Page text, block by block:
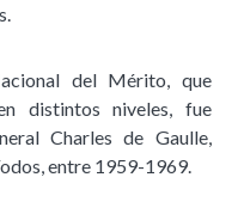
del Mérito, que
distintos niveles, fue
Charles de Gaulle,
entre 1959-1969.